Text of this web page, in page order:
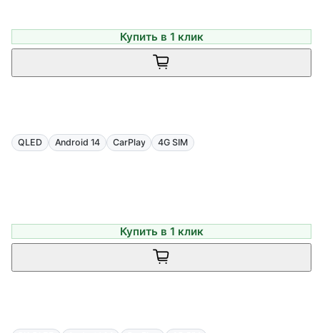
Купить в 1 клик
QLED Android 14 CarPlay 4G SIM
Купить в 1 клик